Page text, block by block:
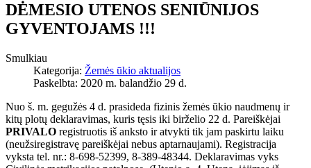
DĖMESIO UTENOS SENIŪNIJOS
GYVENTOJAMS !!!
Smulkiau
Kategorija: Žemės ūkio aktualijos
Paskelbta: 2020 m. balandžio 29 d.
Nuo š. m. gegužės 4 d. prasideda fizinis žemės ūkio naudmenų ir
kitų plotų deklaravimas, kuris tęsis iki birželio 22 d. Pareiškėjai
PRIVALO registruotis iš anksto ir atvykti tik jam paskirtu laiku
(neužsiregistravę pareiškėjai nebus aptarnaujami). Registracija
vyksta tel. nr.: 8-698-52399, 8-389-48344. Deklaravimas vyks